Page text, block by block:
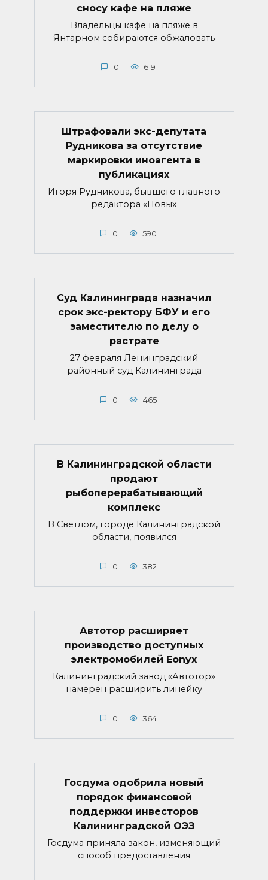
сносу кафе на пляже
Владельцы кафе на пляже в
Янтарном собираются обжаловать
0 619
Штрафовали экс-депутата
Рудникова за отсутствие
маркировки иноагента в
публикациях
Игоря Рудникова, бывшего главного
редактора «Новых
0 590
Суд Калининграда назначил
срок экс-ректору БФУ и его
заместителю по делу о
растрате
27 февраля Ленинградский
районный суд Калининграда
0 465
В Калининградской области
продают
рыбоперерабатывающий
комплекс
В Светлом, городе Калининградской
области, появился
0 382
Автотор расширяет
производство доступных
электромобилей Eonyx
Калининградский завод «Автотор»
намерен расширить линейку
0 364
Госдума одобрила новый
порядок финансовой
поддержки инвесторов
Калининградской ОЭЗ
Госдума приняла закон, изменяющий
способ предоставления